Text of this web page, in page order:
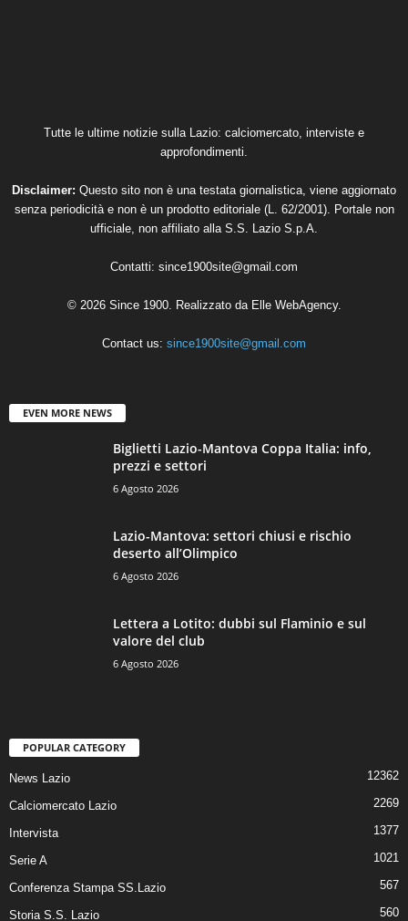
Tutte le ultime notizie sulla Lazio: calciomercato, interviste e
approfondimenti.
Disclaimer: Questo sito non è una testata giornalistica, viene aggiornato
senza periodicità e non è un prodotto editoriale (L. 62/2001). Portale non
ufficiale, non affiliato alla S.S. Lazio S.p.A.
Contatti: since1900site@gmail.com
© 2026 Since 1900. Realizzato da Elle WebAgency.
Contact us: since1900site@gmail.com
EVEN MORE NEWS
Biglietti Lazio-Mantova Coppa Italia: info,
prezzi e settori
6 Agosto 2026
Lazio-Mantova: settori chiusi e rischio
deserto all’Olimpico
6 Agosto 2026
Lettera a Lotito: dubbi sul Flaminio e sul
valore del club
6 Agosto 2026
POPULAR CATEGORY
News Lazio 12362
Calciomercato Lazio 2269
Intervista 1377
Serie A 1021
Conferenza Stampa SS.Lazio 567
Storia S.S. Lazio 560